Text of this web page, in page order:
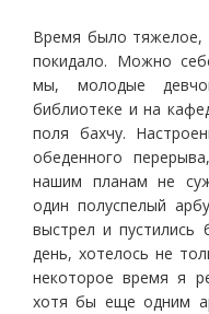
Время было тяжелое,
покидало. Можно
мы, молодые
библиотеке и на
поля бахчу.
обеденного
нашим планам не
один полуспелый
выстрел и пустились
день, хотелось не
некоторое время я
хотя бы еще одним